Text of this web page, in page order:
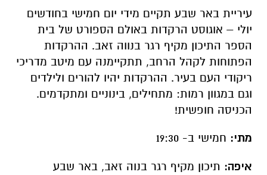
עיריית באר שבע תקיים מידי יום חמישי בחודשים
יולי – אוגוסט הרקדות באולם הספורט של בית
הספר התיכון מקיף רגר בנווה זאב. ההרקדות
הפתוחות לקהל הרחב, תתקיימנה עם מיטב מדריכי
ריקודי העם בעיר. ההרקדות יהיו להורים ולילדים
וגם במגוון רמות: מתחילים, בינוניים ומתקדמים.
הכניסה חופשית!
מתי: חמישי ב- 19:30
איפה: תיכון מקיף רגר בנוה זאב, באר שבע